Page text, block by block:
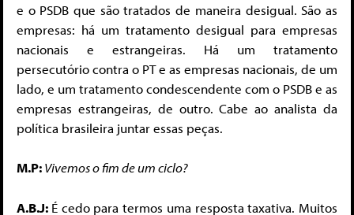
e o PSDB que são tratados de maneira desigual. São as
empresas: há um tratamento desigual para empresas
nacionais e estrangeiras. Há um tratamento
persecutório contra o PT e as empresas nacionais, de um
lado, e um tratamento condescendente com o PSDB e as
empresas estrangeiras, de outro. Cabe ao analista da
política brasileira juntar essas peças.
M.P:Vivemos o fim de um ciclo?
A.B.J: É cedo para termos uma resposta taxativa. Muitos